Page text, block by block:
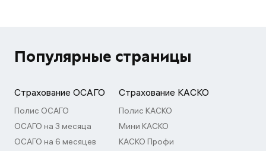
Популярные страницы
Страхование ОСАГО
Полис ОСАГО
ОСАГО на 3 месяца
ОСАГО на 6 месяцев
Страхование КАСКО
Полис КАСКО
Мини КАСКО
КАСКО Профи